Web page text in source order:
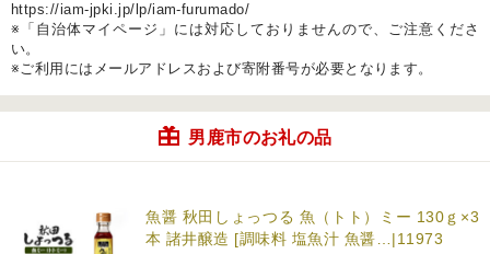
https://iam-jpki.jp/lp/iam-furumado/
※「自治体マイページ」には対応しておりませんので、ご注意くださ
い。
※ご利用にはメールアドレスおよび寄附番号が必要となります。
男鹿市のお礼の品
魚醤 秋田しょっつる 魚（トト）ミー 130ｇ×3
本 諸井醸造 [調味料 塩魚汁 魚醤…|11973